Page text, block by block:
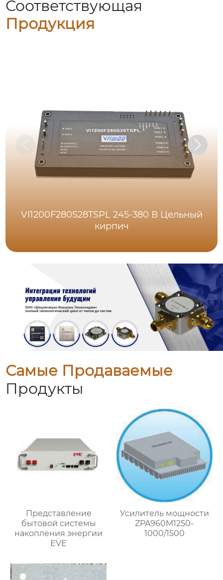
Соответствующая
Продукция
VI1200F280S28TSPL 245-380 В Цельный
кирпич
Самые Продаваемые
Продукты
Представление
бытовой системы
накопления энергии
EVE
Усилитель мощности
ZPA960M1250-
1000/1500